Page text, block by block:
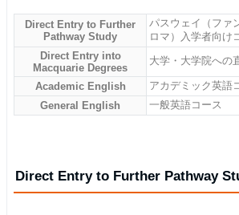
Direct Entry to Further
Pathway Study
パスウェイ（ファ
ロマ）入学者向け
Direct Entry into
Macquarie Degrees
大学・大学院への
Academic English
アカデミック英語
General English
一般英語コース
Direct Entry to Further Pathway